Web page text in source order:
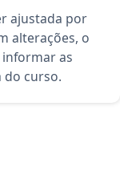
ajustada por
alterações, o
as
do curso.